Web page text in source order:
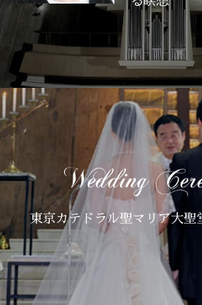
東京カテドラル聖マリア大聖